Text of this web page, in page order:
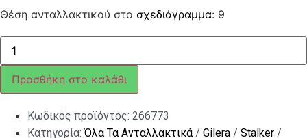
Θέση ανταλλακτικού στο σχεδιάγραμμα: 9
ΣΥΝΕΜΠΛΟΚ
ΜΠΡ
SCOOTER
24X10-
33-
ET4
ποσότητα
Προσθήκη στο καλάθι
Κωδικός προϊόντος: 266773
Κατηγορία:Όλα Τα Ανταλλακτικά/ Gilera / Stalker /